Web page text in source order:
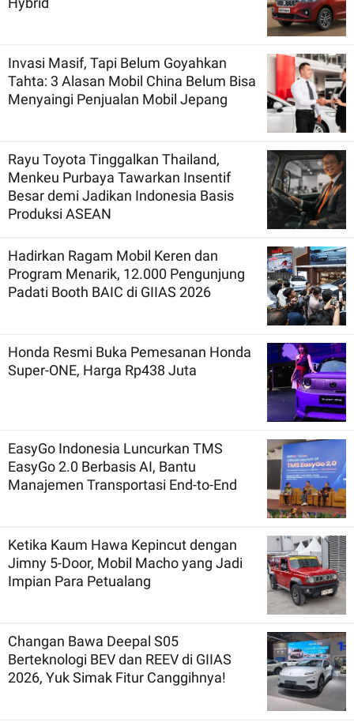
Invasi Masif, Tapi Belum Goyahkan
Tahta: 3 Alasan Mobil China Belum Bisa
Menyaingi Penjualan Mobil Jepang
Rayu Toyota Tinggalkan Thailand,
Menkeu Purbaya Tawarkan Insentif
Besar demi Jadikan Indonesia Basis
Produksi ASEAN
Hadirkan Ragam Mobil Keren dan
Program Menarik, 12.000 Pengunjung
Padati Booth BAIC di GIIAS 2026
Honda Resmi Buka Pemesanan Honda
Super-ONE, Harga Rp438 Juta
EasyGo Indonesia Luncurkan TMS
EasyGo 2.0 Berbasis AI, Bantu
Manajemen Transportasi End-to-End
Ketika Kaum Hawa Kepincut dengan
Jimny 5-Door, Mobil Macho yang Jadi
Impian Para Petualang
Changan Bawa Deepal S05
Berteknologi BEV dan REEV di GIIAS
2026, Yuk Simak Fitur Canggihnya!